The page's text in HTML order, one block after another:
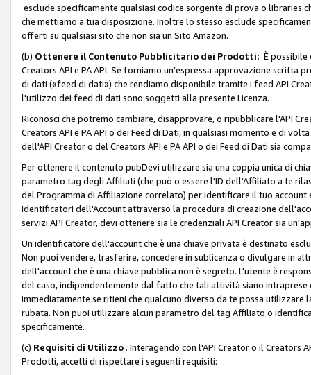
esclude specificamente qualsiasi codice sorgente di prova o libraries
che mettiamo a tua disposizione. Inoltre lo stesso esclude
offerti su qualsiasi sito che non sia un Sito Amazon.
(b) Ottenere il Contenuto Pubblicitario dei Prodotti: È
Creators API e PA API. Se forniamo un'espressa approvazione
di dati («feed di dati») che rendiamo disponibile tramite i feed API
l'utilizzo dei feed di dati sono soggetti alla presente Licenza.
Riconosci che potremo cambiare, disapprovare, o ripubblicare l'API
Creators API e PA API o dei Feed di Dati, in qualsiasi momento e di
dell'API Creator o del Creators API e PA API o dei Feed di Dati sia
Per ottenere il contenuto pubDevi utilizzare sia una coppia unica di
parametro tag degli Affiliati (che può o essere l'ID dell'Affiliato a te
del Programma di Affiliazione correlato) per identificare il tuo account
Identificatori dell'Account attraverso la procedura di creazione
servizi API Creator, devi ottenere sia le credenziali API Creator sia
Un identificatore dell'account che è una chiave privata è destinato
Non puoi vendere, trasferire, concedere in sublicenza o divulgare in
dell'account che è una chiave pubblica non è segreto. L'utente è
del caso, indipendentemente dal fatto che tali attività siano
immediatamente se ritieni che qualcuno diverso da te possa
rubata. Non puoi utilizzare alcun parametro del tag Affiliato o
specificamente.
(c) Requisiti di Utilizzo . Interagendo con l'API Creator o il Creators
Prodotti, accetti di rispettare i seguenti requisiti: